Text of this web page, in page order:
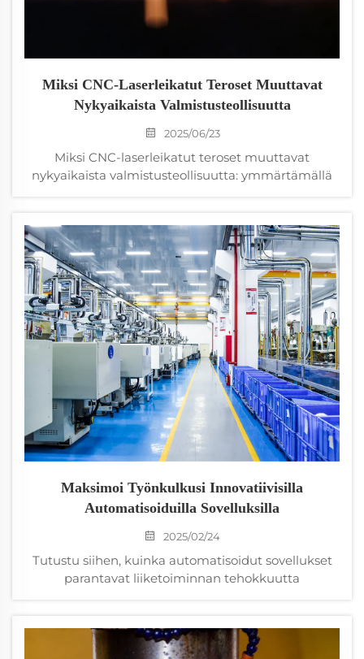
Miksi CNC-Laserleikatut Teroset Muuttavat
Nykyaikaista Valmistusteollisuutta
2025/06/23
Miksi CNC-laserleikatut teroset muuttavat
nykyaikaista valmistusteollisuutta: ymmärtämällä
kohdannut merkittävän muutoksen CNC-
laserleikattujen terosien noustessa nykyaikaisen
valmistuksen keskeiseksi tekijäksi...
Maksimoi Työnkulkusi Innovatiivisilla
Automatisoiduilla Sovelluksilla
2025/02/24
Tutustu siihen, kuinka automatisoidut sovellukset
parantavat liiketoiminnan tehokkuutta
huipputyökaluihin, kuten Zapier ja UiPath, jotka
auttavat lisäämään tuottavuutta ja innovaatioita.